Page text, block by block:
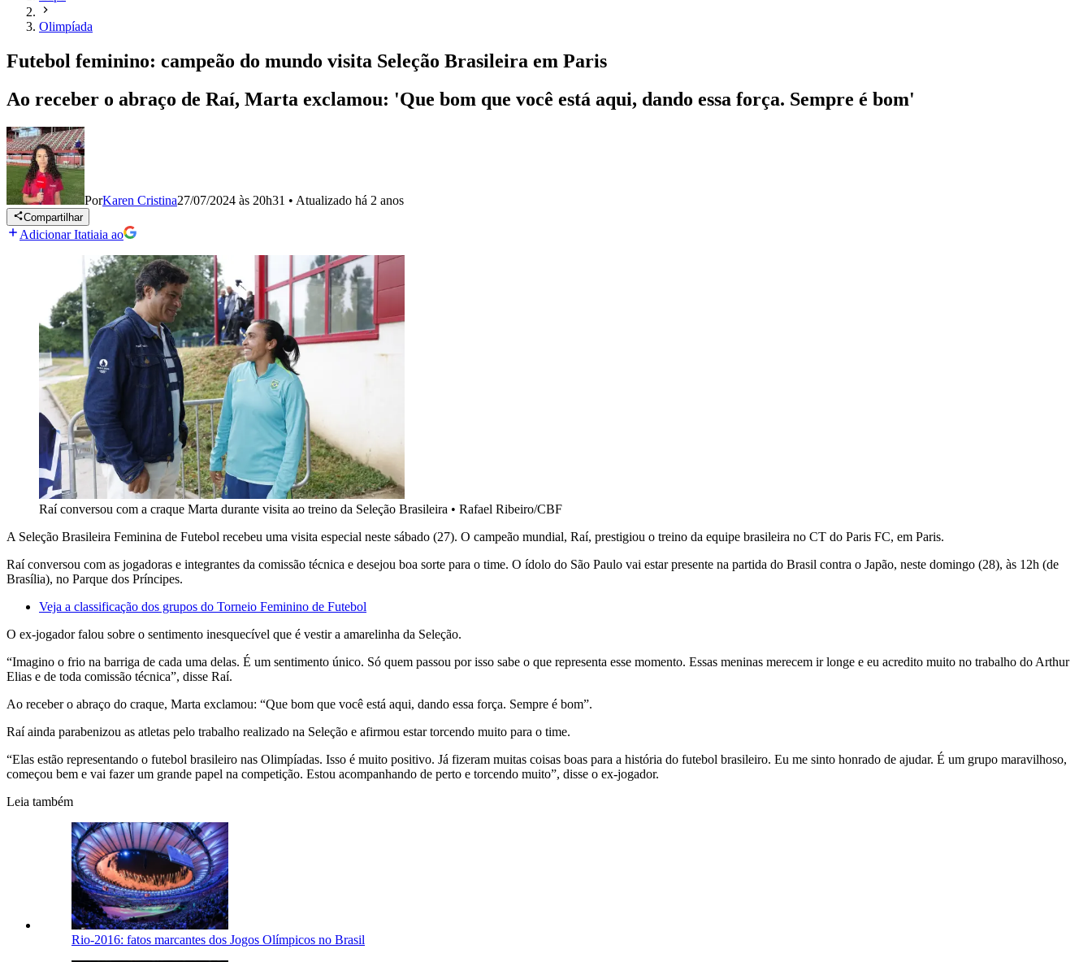
Olimpíada
Futebol feminino: campeão do mundo visita Seleção Brasileira em Paris
Ao receber o abraço de Raí, Marta exclamou: 'Que bom que você está aqui, dando essa força. Sempre é bom'
PorKaren Cristina27/07/2024 às 20h31 • Atualizado há 2 anos
Compartilhar
Adicionar Itatiaia ao
Raí conversou com a craque Marta durante visita ao treino da Seleção Brasileira • Rafael Ribeiro/CBF
A Seleção Brasileira Feminina de Futebol recebeu uma visita especial neste sábado (27). O campeão mundial, Raí, prestigiou o treino da equipe brasileira no CT do Paris FC, em Paris.
Raí conversou com as jogadoras e integrantes da comissão técnica e desejou boa sorte para o time. O ídolo do São Paulo vai estar presente na partida do Brasil contra o Japão, neste domingo (28), às 12h (de
Brasília), no Parque dos Príncipes.
Veja a classificação dos grupos do Torneio Feminino de Futebol
O ex-jogador falou sobre o sentimento inesquecível que é vestir a amarelinha da Seleção.
“Imagino o frio na barriga de cada uma delas. É um sentimento único. Só quem passou por isso sabe o que representa esse momento. Essas meninas merecem ir longe e eu acredito muito no trabalho do Arthur
Elias e de toda comissão técnica”, disse Raí.
Ao receber o abraço do craque, Marta exclamou: “Que bom que você está aqui, dando essa força. Sempre é bom”.
Raí ainda parabenizou as atletas pelo trabalho realizado na Seleção e afirmou estar torcendo muito para o time.
“Elas estão representando o futebol brasileiro nas Olimpíadas. Isso é muito positivo. Já fizeram muitas coisas boas para a história do futebol brasileiro. Eu me sinto honrado de ajudar. É um grupo maravilhoso,
começou bem e vai fazer um grande papel na competição. Estou acompanhando de perto e torcendo muito”, disse o ex-jogador.
Leia também
Rio-2016: fatos marcantes dos Jogos Olímpicos no Brasil